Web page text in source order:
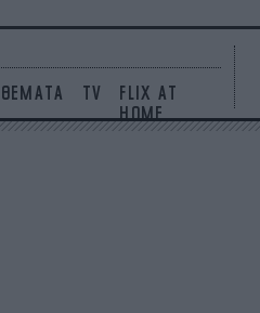
ΘΕΜΑΤΑ TV
FLIX AT
HOME